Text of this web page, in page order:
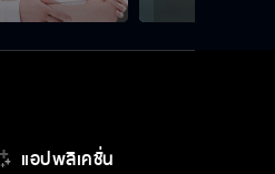
แอปพลิเคชั่น